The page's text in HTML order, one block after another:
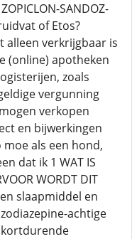
SANDOZ-
of Etos?
alleen verkrijgbaar is
(online) apotheken
zoals
vergunning
verkopen
en bijwerkingen
moe als een hond,
dat ik 1 WAT IS
WORDT DIT
slaapmiddel en
achtige